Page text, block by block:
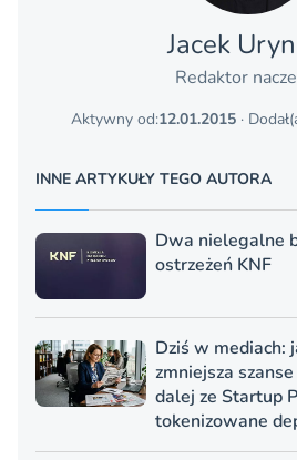
Jacek
Redaktor
Aktywny od:12.01.2015 ·
INNE ARTYKUŁY TEGO AUTORA
Dwa nielegalne
ostrzeżeń KNF
Dziś w mediach:
zmniejsza
dalej ze Startup
tokenizowane